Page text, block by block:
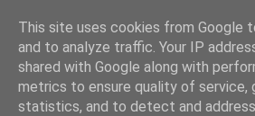
This site uses cookies from Google
and to analyze traffic. Your IP
shared with Google along with
metrics to ensure quality of service,
statistics, and to detect and